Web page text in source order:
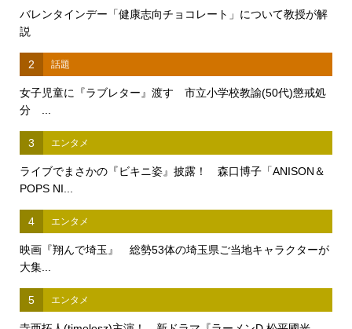
バレンタインデー「健康志向チョコレート」について教授が解
説
2 話題
女子児童に『ラブレター』渡す 市立小学校教諭(50代)懲戒処
分 ...
3 エンタメ
ライブでまさかの『ビキニ姿』披露！ 森口博子「ANISON＆
POPS NI...
4 エンタメ
映画『翔んで埼玉』 総勢53体の埼玉県ご当地キャラクターが
大集...
5 エンタメ